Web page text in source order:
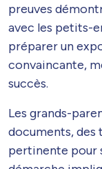
preuves
avec les petits-
préparer un
convaincante,
succès.
Les grands-
documents, des
pertinente pour